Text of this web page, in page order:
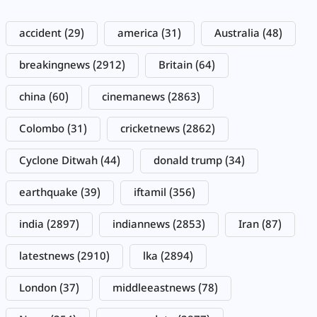
accident (29) america (31) Australia (48)
breakingnews (2912) Britain (64)
china (60) cinemanews (2863)
Colombo (31) cricketnews (2862)
Cyclone Ditwah (44) donald trump (34)
earthquake (39) iftamil (356)
india (2897) indiannews (2853) Iran (87)
latestnews (2910) lka (2894)
London (37) middleeastnews (78)